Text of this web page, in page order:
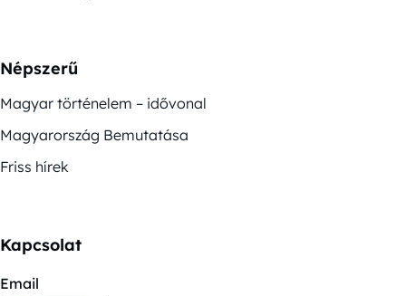
Népszerű
Magyar történelem – idővonal
Magyarország Bemutatása
Friss hírek
Kapcsolat
Email